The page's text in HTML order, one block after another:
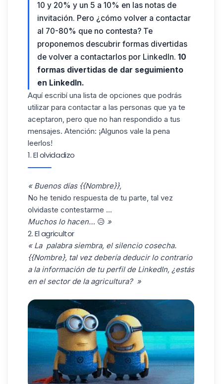
10 y 20% y un 5 a 10% en las notas de
invitación. Pero ¿cómo volver a contactar
al 70-80% que no contesta? Te
proponemos descubrir formas divertidas
de volver a contactarlos por LinkedIn. 10
formas divertidas de dar seguimiento
en LinkedIn.
Aquí escribí una lista de opciones que podrás
utilizar para contactar a las personas que ya te
aceptaron, pero que no han respondido a tus
mensajes. Atención: ¡Algunos vale la pena
leerlos!
1. El olvidadizo
« Buenos días {{Nombre}},
No he tenido respuesta de tu parte, tal vez
olvidaste contestarme ...
Muchos lo hacen… 😥 »
2. El agricultor
« La palabra siembra, el silencio cosecha.
{{Nombre}, tal vez debería deducir lo contrario
a la información de tu perfil de LinkedIn, ¿estás
en el sector de la agricultura? »